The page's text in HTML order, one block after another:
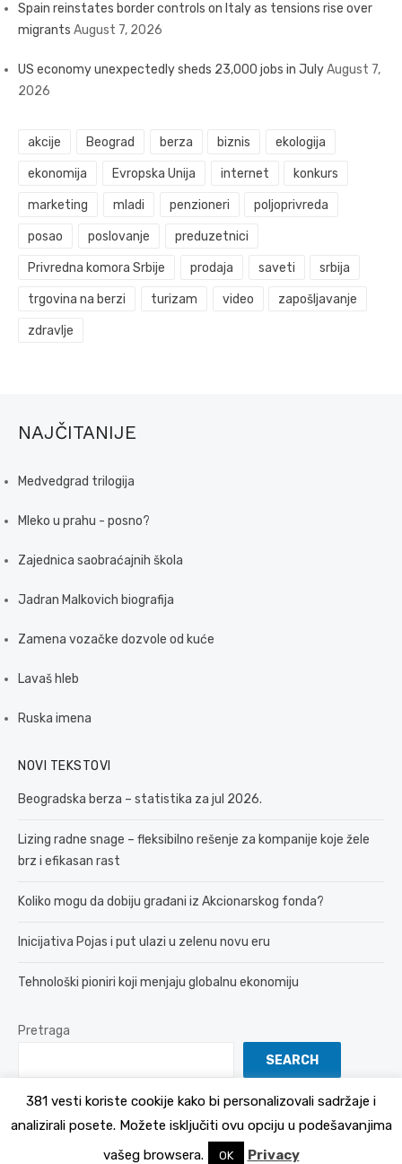
Spain reinstates border controls on Italy as tensions rise over
migrants August 7, 2026
US economy unexpectedly sheds 23,000 jobs in JulyAugust 7,
2026
akcije Beograd berza biznis ekologija
ekonomija Evropska Unija internet konkurs
marketing mladi penzioneri poljoprivreda
posao poslovanje preduzetnici
Privredna komora Srbije prodaja saveti srbija
trgovina na berzi turizam video zapošljavanje
zdravlje
NAJČITANIJE
Medvedgrad trilogija
Mleko u prahu - posno?
Zajednica saobraćajnih škola
Jadran Malkovich biografija
Zamena vozačke dozvole od kuće
Lavaš hleb
Ruska imena
NOVI TEKSTOVI
Beogradska berza – statistika za jul 2026.
Lizing radne snage – fleksibilno rešenje za kompanije koje žele
brz i efikasan rast
Koliko mogu da dobiju građani iz Akcionarskog fonda?
Inicijativa Pojas i put ulazi u zelenu novu eru
Tehnološki pioniri koji menjaju globalnu ekonomiju
Pretraga
SEARCH
Politika Privatnosti
381 vesti koriste cookije kako bi personalizovali sadržaje i
analizirali posete. Možete isključiti ovu opciju u podešavanjima
vašeg browsera.
OK Privacy